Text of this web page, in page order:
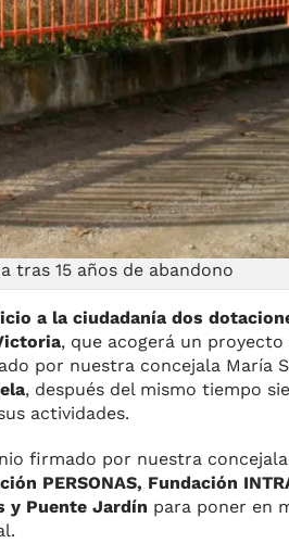
tras 15 años de abandono
a la ciudadanía dos
, que acogerá un
por nuestra concejala María
, después del mismo tiempo
actividades.
firmado por nuestra
PERSONAS, Fundación
y Puente Jardín para poner en